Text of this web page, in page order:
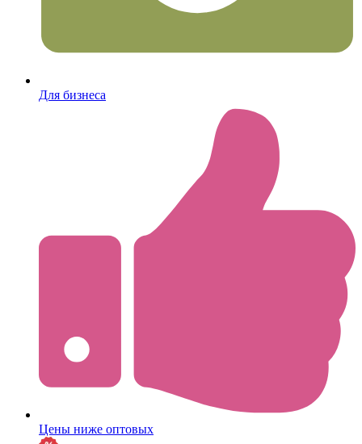
Для бизнеса
Цены ниже оптовых